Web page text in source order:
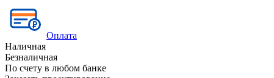
Оплата
Наличная
Безналичная
По счету в любом банке